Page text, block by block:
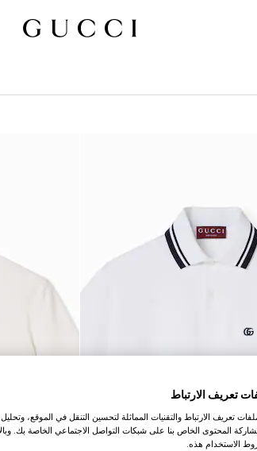
تعريف الارتباط
تعريف الارتباط والتقنيات المماثلة لتحسين التنقل في الموقع،
المحتوى الخاص بنا على شبكات التواصل الاجتماعي الخاصة بك.
الاستخدام هذه.